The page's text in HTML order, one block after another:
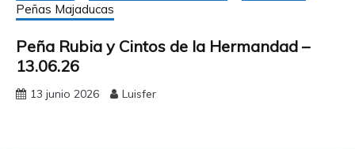
Peñas Majaducas
Peña Rubia y Cintos de la Hermandad –
13.06.26
13 junio 2026 Luisfer